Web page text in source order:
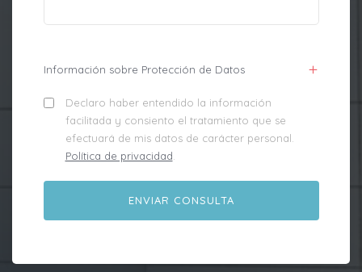
Información sobre Protección de Datos
Declaro haber entendido la información
facilitada y consiento el tratamiento que se
efectuará de mis datos de carácter personal.
Política de privacidad.